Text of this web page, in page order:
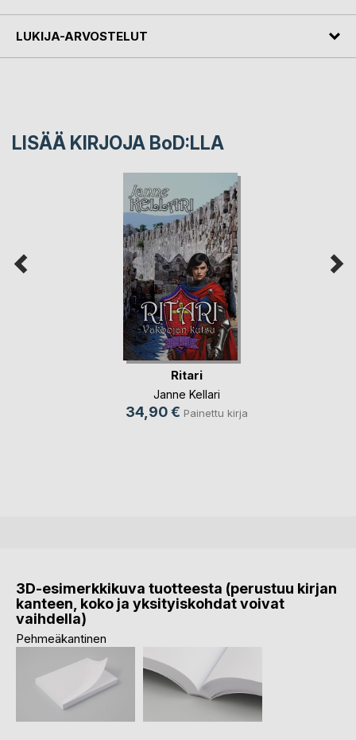
LUKIJA-ARVOSTELUT
LISÄÄ KIRJOJA BoD:LLA
Ritari
Janne Kellari
34,90 € Painettu kirja
3D-esimerkkikuva tuotteesta (perustuu kirjan
kanteen, koko ja yksityiskohdat voivat
vaihdella)
Pehmeäkantinen